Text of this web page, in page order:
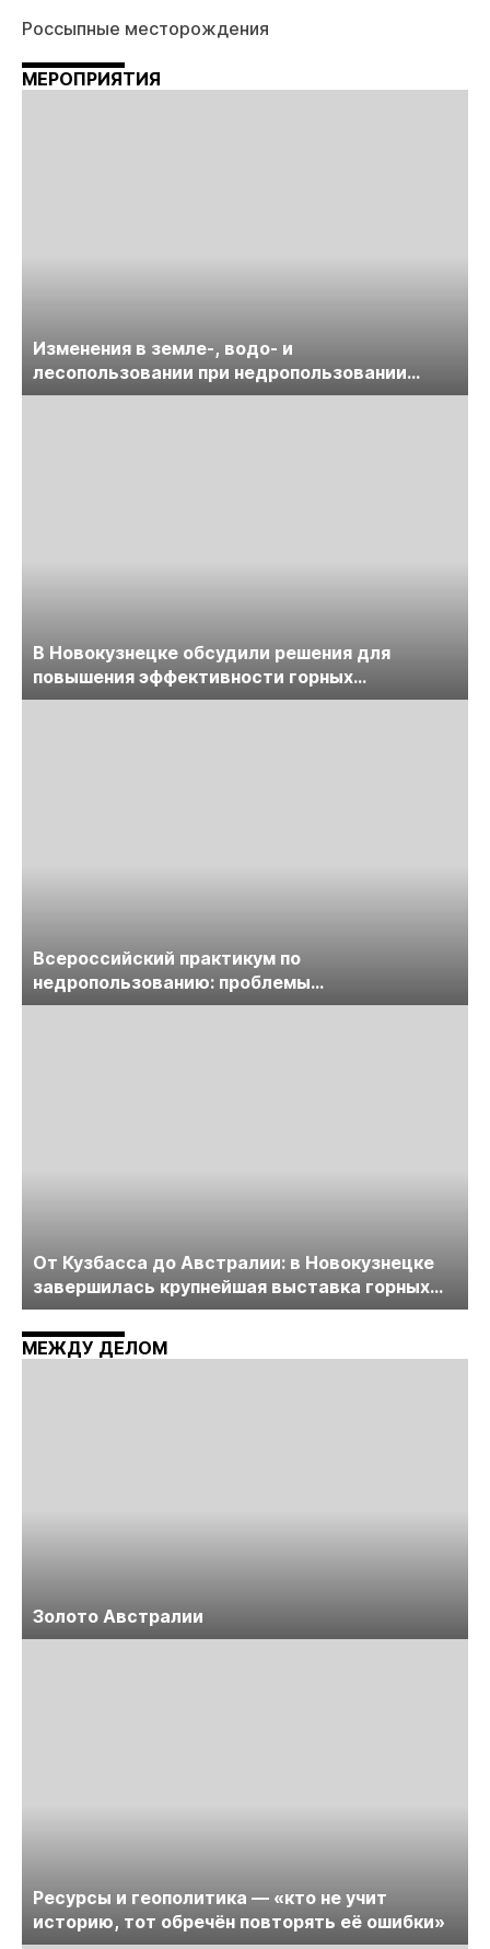
Россыпные месторождения
МЕРОПРИЯТИЯ
Изменения в земле-, водо- и
лесопользовании при недропользовании
обсудят на семинаре «ПравоТЭК»
В Новокузнецке обсудили решения для
повышения эффективности горных
предприятий
Всероссийский практикум по
недропользованию: проблемы
лицензирования, цифровизации, экспертизы
От Кузбасса до Австралии: в Новокузнецке
завершилась крупнейшая выставка горных
технологий «Недра России. Уголь России и
Майнинг»
МЕЖДУ ДЕЛОМ
Золото Австралии
Ресурсы и геополитика — «кто не учит
историю, тот обречён повторять её ошибки»